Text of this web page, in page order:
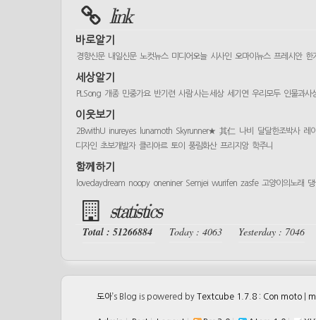
link
바로알기
경향신문 내일신문 노컷뉴스 미디어오늘 시사인 오마이뉴스 프레시안 한
세상알기
PLSong 개종 민중가요 반기련 사람 사는 세상 세기연 우리모두 인물과사
이웃보기
2BwithU inureyes lunamoth Skyrunner★ 其仁 나비 달달한조박사 레
디자인 초보개발자 클리아르 토이 풍림화산 프리지앙 학주니
함께하기
lovedaydream noopy oneniner Semjei wurifen zasfe 고양이의노래
statistics
Total : 51266884 Today : 4063 Yesterday : 7046
도아’s Blog is powered by Textcube 1.7.8 : Con moto